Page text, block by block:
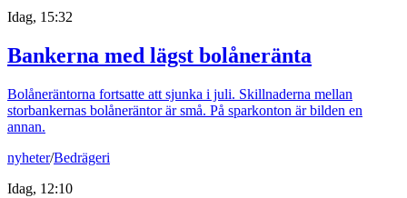
Idag, 15:32
Bankerna med lägst bolåneränta
Bolåneräntorna fortsatte att sjunka i juli. Skillnaderna mellan
storbankernas bolåneräntor är små. På sparkonton är bilden en
annan.
nyheter/Bedrägeri
Idag, 12:10